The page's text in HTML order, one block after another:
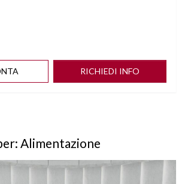
RICHIEDI INFO
Alimentazione